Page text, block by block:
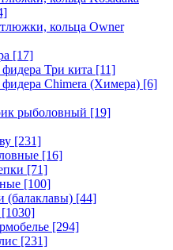
кольца Owner
[17]
Три кита [11]
Chimera (Химера) [6]
рыболовный [19]
[231]
[16]
[71]
[100]
(балаклавы) [44]
[1030]
[294]
[231]